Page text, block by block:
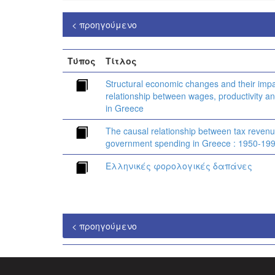
< προηγούμενο
Τύπος Τίτλος
Structural economic changes and their
relationship between wages, productivity
in Greece
The causal relationship between tax
government spending in Greece : 1950-
Ελληνικές φορολογικές δαπάνες
< προηγούμενο